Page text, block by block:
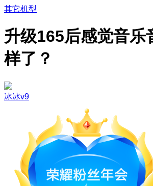
其它机型
升级165后感觉音乐
样了？
冰冰v9